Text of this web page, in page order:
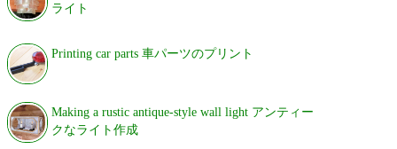
ライト
Printing car parts 車パーツのプリント
Making a rustic antique-style wall light アンティー
クなライト作成